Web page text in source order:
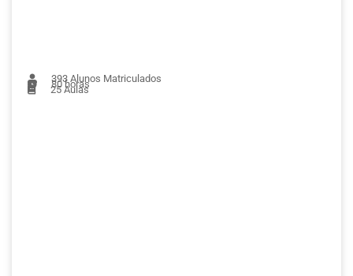
393 Alunos Matriculados
80 horas
25Aulas